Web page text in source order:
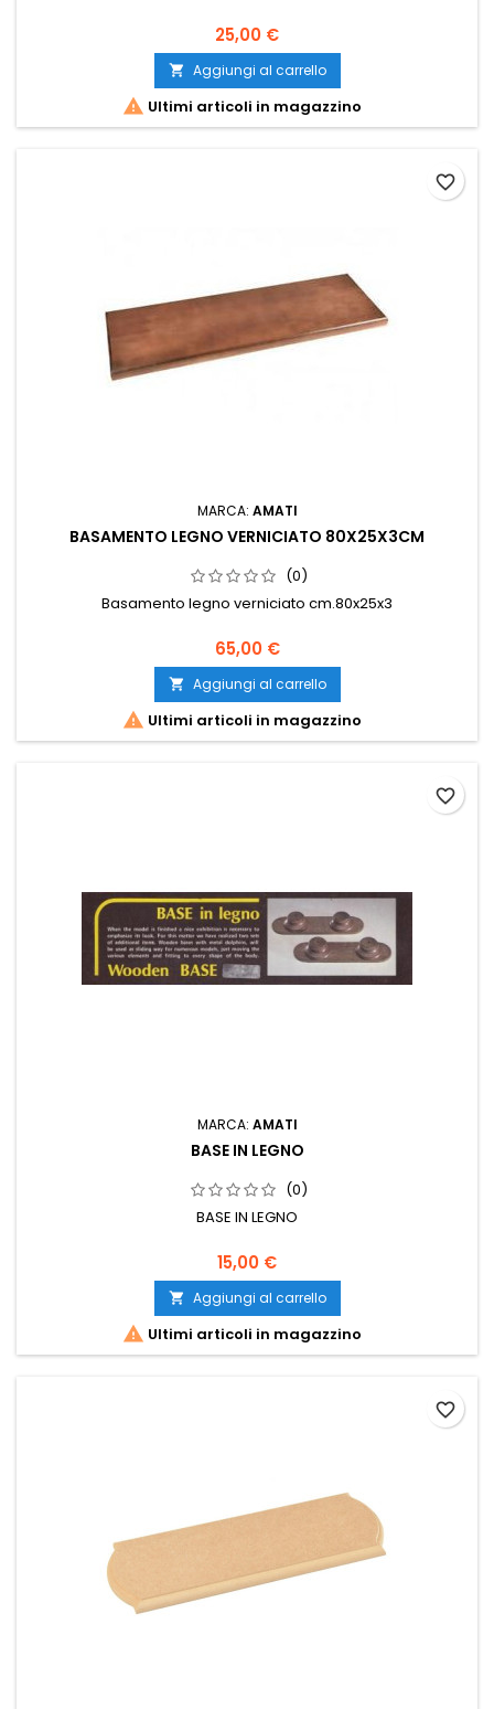
25,00 €
 Aggiungi al carrello
 Ultimi articoli in magazzino
MARCA: AMATI
BASAMENTO LEGNO VERNICIATO 80X25X3CM
(0)
Basamento legno verniciato cm.80x25x3
65,00 €
 Aggiungi al carrello
 Ultimi articoli in magazzino
favorite_border
MARCA: AMATI
BASE IN LEGNO
(0)
BASE IN LEGNO
15,00 €
 Aggiungi al carrello
 Ultimi articoli in magazzino
favorite_border
favorite_border